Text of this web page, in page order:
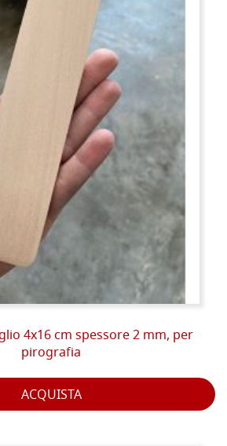
4x16 cm spessore 2 mm, per
pirografia
ACQUISTA